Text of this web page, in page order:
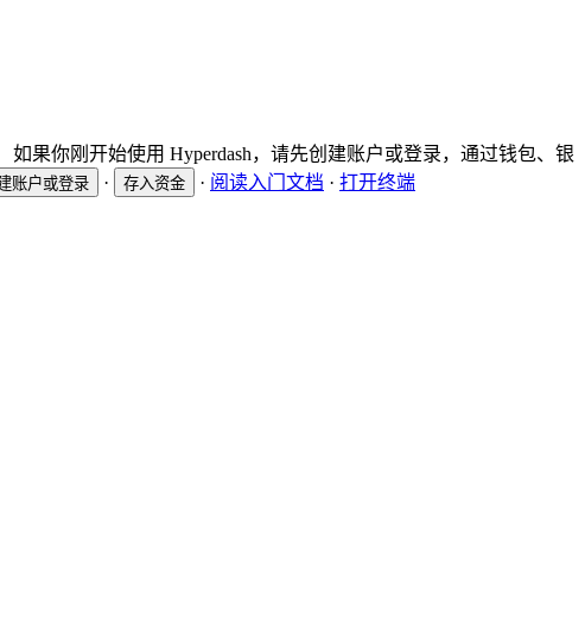
果你刚开始使用 Hyperdash，请先创建账户或登录，通过钱包、银
账户或登录 · 存入资金 · 阅读入门文档 · 打开终端